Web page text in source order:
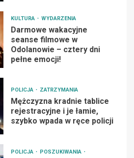
KULTURA WYDARZENIA
Darmowe wakacyjne
seanse filmowe w
Odolanowie – cztery dni
pełne emocji!
POLICJA ZATRZYMANIA
Mężczyzna kradnie tablice
rejestracyjne i je łamie,
szybko wpada w ręce policji
POLICJA
POSZUKIWANIA